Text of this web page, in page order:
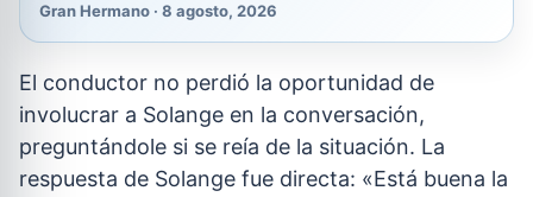
Gran Hermano · 8 agosto, 2026
El conductor no perdió la oportunidad de
involucrar a Solange en la conversación,
preguntándole si se reía de la situación. La
respuesta de Solange fue directa: «Está buena la